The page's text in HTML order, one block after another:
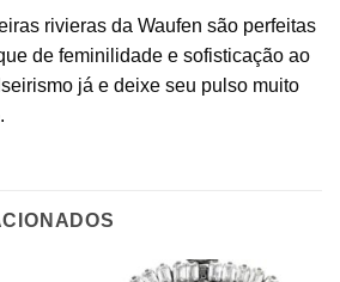
rivieras da Waufen são perfeitas
de feminilidade e sofisticação ao
já e deixe seu pulso muito